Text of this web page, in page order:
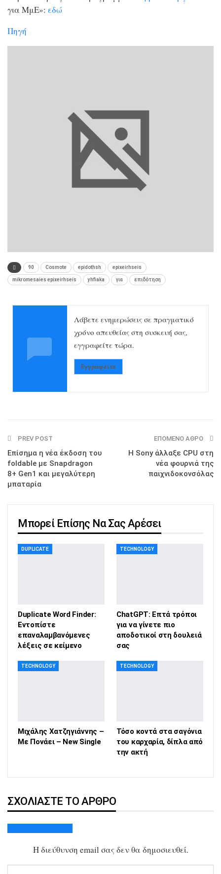
για ΜμΕ»: εδώ
Πηγή
90 Cosmote epidothsh epixeirhseis
mikromesaies epixeirhseis yhfiaka για επιδότηση
Λάβετε ενημερώσεις σε πραγματικό
χρόνο απευθείας στη συσκευή σας,
εγγραφείτε τώρα.
Εγγραφείτε
PREV POST
Επίσημα η νέα έκδοση του
foldable με Snapdragon
8+ Gen1 και μεγαλύτερη
μπαταρία
ΕΠΌΜΕΝΟ ΆΘΡΟ
Η Sony άλλαξε CPU στη
νέα φουρνιά της
παιχνιδοκονσόλας
Μπορεί Επίσης Να Σας Αρέσει
DUPLICATE
Duplicate Word Finder:
Εντοπίστε
επαναλαμβανόμενες
λέξεις σε κείμενο
TECHNOLOGY
ChatGPT: Επτά τρόποι
για να γίνετε πιο
αποδοτικοί στη δουλειά
σας
TECHNOLOGY
Μιχάλης Χατζηγιάννης –
Με Πονάει – New Single
TECHNOLOGY
Τόσο κοντά στα σαγόνια
του καρχαρία, δίπλα από
την ακτή
ΣΧΟΛΙΆΣΤΕ ΤΟ ΆΡΘΡΟ
Η διεύθυνση email σας δεν θα δημοσιευθεί.